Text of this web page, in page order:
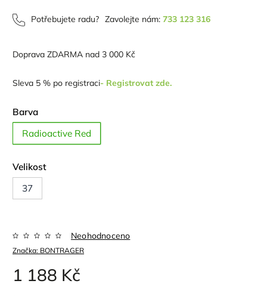
Potřebujete radu? Zavolejte nám: 733 123 316
Doprava ZDARMA nad 3 000 Kč
Sleva 5 % po registraci- Registrovat zde.
Barva
Radioactive Red
Velikost
37
Značka: BONTRAGER
Neohodnoceno
1 188 Kč